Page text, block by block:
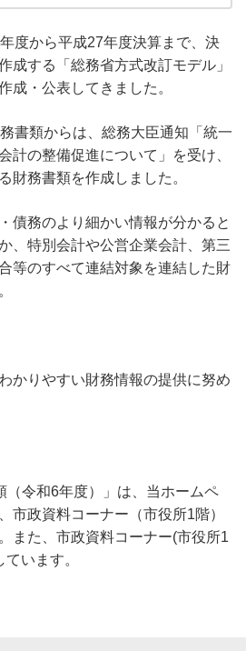
度から平成27年度決算まで、決
成する「総務省方式改訂モデル」
成・公表してきました。
書類からは、総務大臣通知「統一
計の整備促進について」を受け、
財務書類を作成しました。
債務のより細かい情報が分かると
、特別会計や公営企業会計、第三
等のすべて連結対象を連結した財
かりやすい財務情報の提供に努め
（令和6年度）」は、当ホームペ
市政資料コーナー（市役所1階）
また、市政資料コーナー(市役所1
います。